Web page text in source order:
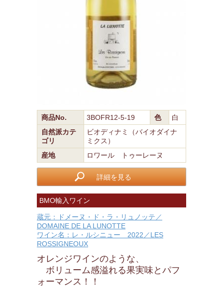
商品No. 3BOFR12-5-19 色
白
自然派カテ
ゴリ
ビオディナミ（バイオダイナ
ミクス）
産地
ロワール トゥーレーヌ
詳細を見る
BMO輸入ワイン
蔵元：ドメーヌ・ド・ラ・リュノッテ／
DOMAINE DE LA LUNOTTE
ワイン名：レ・ルシニュー 2022／LES
ROSSIGNEOUX
オレンジワインのような、
ボリューム感溢れる果実味とパフ
ォーマンス！！